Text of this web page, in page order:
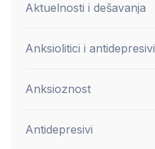
Aktuelnosti i dešavanja
Anksiolitici i antidepresivi
Anksioznost
Antidepresivi